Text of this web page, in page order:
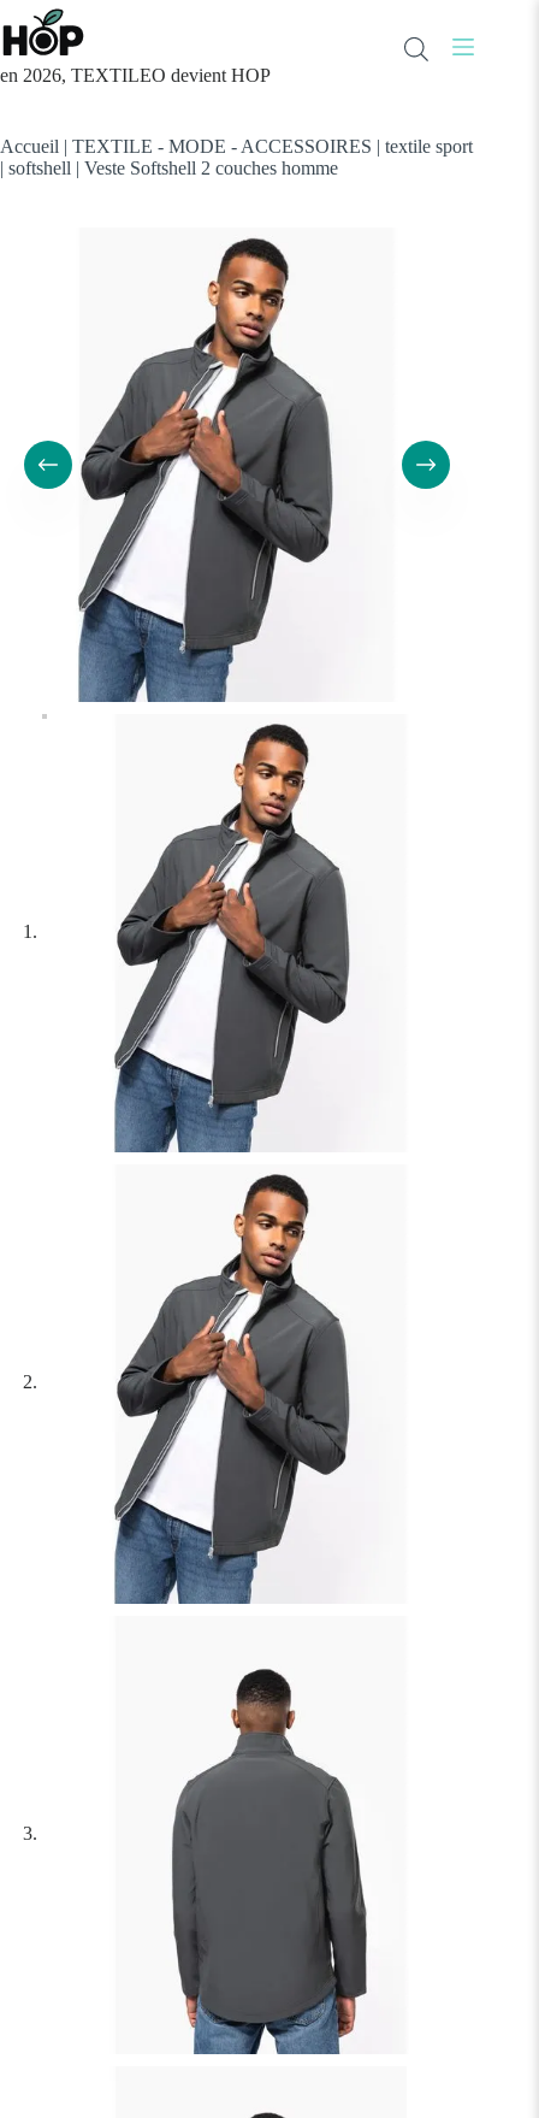
Passer
au
contenu
en 2026, TEXTILEO devient HOP
Accueil | TEXTILE - MODE - ACCESSOIRES | textile sport
| softshell | Veste Softshell 2 couches homme